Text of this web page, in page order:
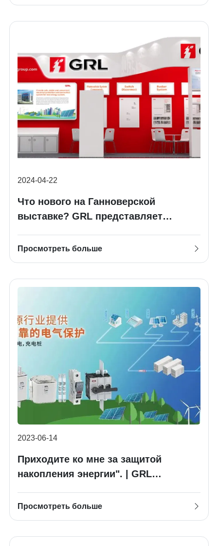
2024-04-22
Что нового на Ганноверской
выставке? GRL представляет
технологии
Просмотреть больше
2023-06-14
Приходите ко мне за защитой
накопления энергии". | GRL
конференции по хранению энергии
CESC2023 в Нанкине.
Просмотреть больше